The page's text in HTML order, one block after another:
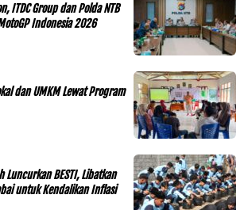
ITDC Group dan Polda NTB
Indonesia 2026
dan UMKM Lewat Program
Luncurkan BESTI, Libatkan
untuk Kendalikan Inflasi